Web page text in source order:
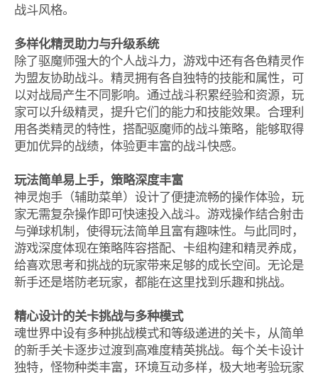
战斗风格。
多样化精灵助力与升级系统
除了驱魔师强大的个人战斗力，游戏中还有各色精灵作
为盟友协助战斗。精灵拥有各自独特的技能和属性，可
以对战局产生不同影响。通过战斗积累经验和资源，玩
家可以升级精灵，提升它们的能力和技能效果。合理利
用各类精灵的特性，搭配驱魔师的战斗策略，能够取得
更加优异的战绩，体验更丰富的战斗快感。
玩法简单易上手，策略深度丰富
神灵炮手（辅助菜单）设计了便捷流畅的操作体验，玩
家无需复杂操作即可快速投入战斗。游戏操作结合射击
与弹球机制，使得玩法简单且富有趣味性。与此同时，
游戏深度体现在策略阵容搭配、卡组构建和精灵养成，
给喜欢思考和挑战的玩家带来足够的成长空间。无论是
新手还是塔防老玩家，都能在这里找到乐趣和挑战。
精心设计的关卡挑战与多种模式
魂世界中设有多种挑战模式和等级递进的关卡，从简单
的新手关卡逐步过渡到高难度精英挑战。每个关卡设计
独特，怪物种类丰富，环境互动多样，极大地考验玩家